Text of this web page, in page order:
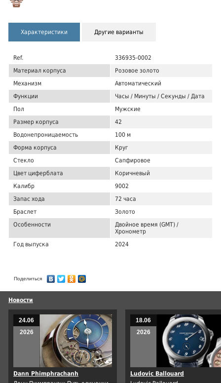
Характеристики Другие варианты
Ref.
336935-0002
Материал корпуса
Розовое золото
Механизм
Автоматический
Функции
Часы / Минуты / Секунды / Дата
Пол
Мужские
Размер корпуса
42
Водонепроницаемость
100 м
Форма корпуса
Круг
Стекло
Сапфировое
Цвет циферблата
Коричневый
Калибр
9002
Запас хода
72 часа
Браслет
Золото
Особенности
Двойное время (GMT) /
Хронометр
Год выпуска
2024
Поделиться
Новости
24.06
2026
Dann Phimphrachanh
18.06
2026
Ludovic Ballouard